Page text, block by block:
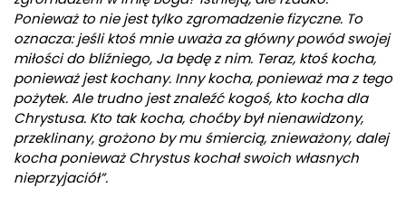
Ponieważ to nie jest tylko zgromadzenie fizyczne. To
oznacza: jeśli ktoś mnie uważa za główny powód swojej
miłości do bliźniego, Ja będę z nim. Teraz, ktoś kocha,
ponieważ jest kochany. Inny kocha, ponieważ ma z tego
pożytek. Ale trudno jest znaleźć kogoś, kto kocha dla
Chrystusa. Kto tak kocha, choćby był nienawidzony,
przeklinany, grożono by mu śmiercią, znieważony, dalej
kocha ponieważ Chrystus kochał swoich własnych
nieprzyjaciół”.